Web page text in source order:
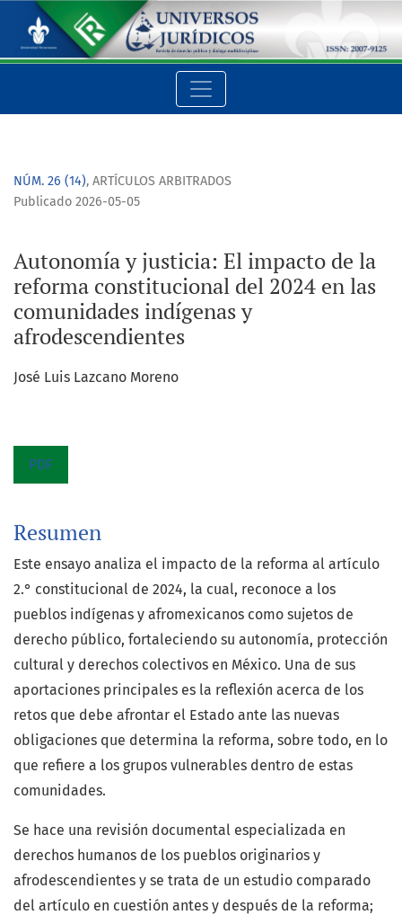
Autonomía y justicia: El impacto de la reforma
NÚM. 26 (14), ARTÍCULOS ARBITRADOS
Autonomía y justicia: El impacto de la
reforma constitucional del 2024 en las
comunidades indígenas y
afrodescendientes
Publicado 2026-05-05
José Luis Lazcano Moreno
PDF
Resumen
Este ensayo analiza el impacto de la reforma al artículo
2.° constitucional de 2024, la cual, reconoce a los
pueblos indígenas y afromexicanos como sujetos de
derecho público, fortaleciendo su autonomía, protección
cultural y derechos colectivos en México. Una de sus
aportaciones principales es la reflexión acerca de los
retos que debe afrontar el Estado ante las nuevas
obligaciones que determina la reforma, sobre todo, en lo
que refiere a los grupos vulnerables dentro de estas
comunidades.
Se hace una revisión documental especializada en
derechos humanos de los pueblos originarios y
afrodescendientes y se trata de un estudio comparado
del artículo en cuestión antes y después de la reforma;